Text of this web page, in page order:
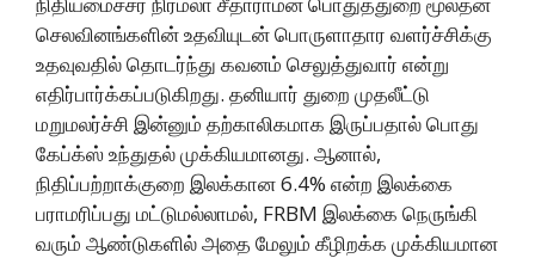
செலவினங்களின் உதவியுடன் பொருளாதார வளர்ச்சிக்கு
உதவுவதில் தொடர்ந்து கவனம் செலுத்துவார் என்று
எதிர்பார்க்கப்படுகிறது. தனியார் துறை முதலீட்டு
மறுமலர்ச்சி இன்னும் தற்காலிகமாக இருப்பதால் பொது
கேப்க்ஸ் உந்துதல் முக்கியமானது. ஆனால்,
நிதிப்பற்றாக்குறை இலக்கான 6.4% என்ற இலக்கை
பராமரிப்பது மட்டுமல்லாமல், FRBM இலக்கை நெருங்கி
வரும் ஆண்டுகளில் அதை மேலும் கீழிறக்க முக்கியமான